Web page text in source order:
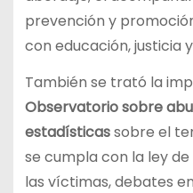
prevención y
con educación, justicia
También se trató la
Observatorio sobre
estadísticassobre el
se cumpla con la ley
las víctimas, debates